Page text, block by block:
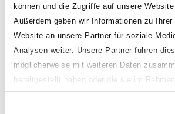
können und die Zugriffe auf unsere Website
Außerdem geben wir Informationen zu Ihrer
Website an unsere Partner für soziale
Analysen weiter. Unsere Partner führen
möglicherweise mit weiteren Daten
bereitgestellt haben oder die sie im
Dienste gesammelt haben.
Indem Sie „erlauben oder zulassen“